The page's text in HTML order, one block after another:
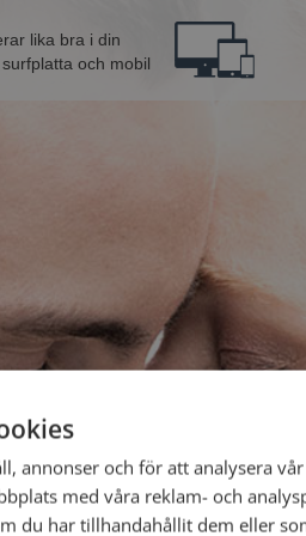
lika bra i din
och mobil
Bli
Jag är
annonser och för att analysera
med våra reklam- och
du har tillhandahållit dem eller